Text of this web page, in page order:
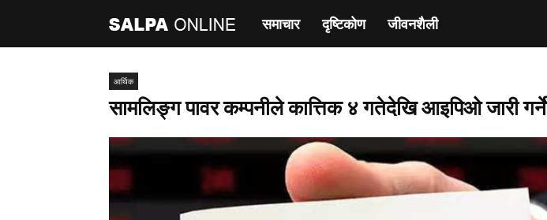
साल्पा
समाचार दृष्टिकाेण जीवनशैली
आर्थिक
सामलिङ्ग पावर कम्पनीले कात्तिक ४ गतेदेखि आइपिओ जारी गर्ने